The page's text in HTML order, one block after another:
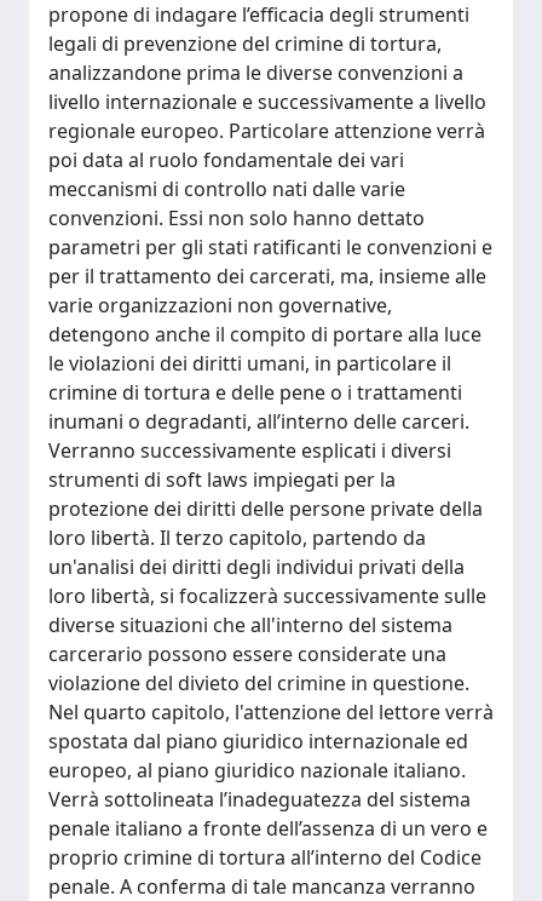
propone di indagare l’efficacia degli strumenti
legali di prevenzione del crimine di tortura,
analizzandone prima le diverse convenzioni a
livello internazionale e successivamente a livello
regionale europeo. Particolare attenzione verrà
poi data al ruolo fondamentale dei vari
meccanismi di controllo nati dalle varie
convenzioni. Essi non solo hanno dettato
parametri per gli stati ratificanti le convenzioni e
per il trattamento dei carcerati, ma, insieme alle
varie organizzazioni non governative,
detengono anche il compito di portare alla luce
le violazioni dei diritti umani, in particolare il
crimine di tortura e delle pene o i trattamenti
inumani o degradanti, all’interno delle carceri.
Verranno successivamente esplicati i diversi
strumenti di soft laws impiegati per la
protezione dei diritti delle persone private della
loro libertà. Il terzo capitolo, partendo da
un'analisi dei diritti degli individui privati della
loro libertà, si focalizzerà successivamente sulle
diverse situazioni che all'interno del sistema
carcerario possono essere considerate una
violazione del divieto del crimine in questione.
Nel quarto capitolo, l'attenzione del lettore verrà
spostata dal piano giuridico internazionale ed
europeo, al piano giuridico nazionale italiano.
Verrà sottolineata l’inadeguatezza del sistema
penale italiano a fronte dell’assenza di un vero e
proprio crimine di tortura all’interno del Codice
penale. A conferma di tale mancanza verranno